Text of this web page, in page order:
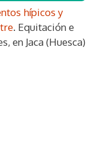
hípicos y
. Equitación e
en Jaca (Huesca)